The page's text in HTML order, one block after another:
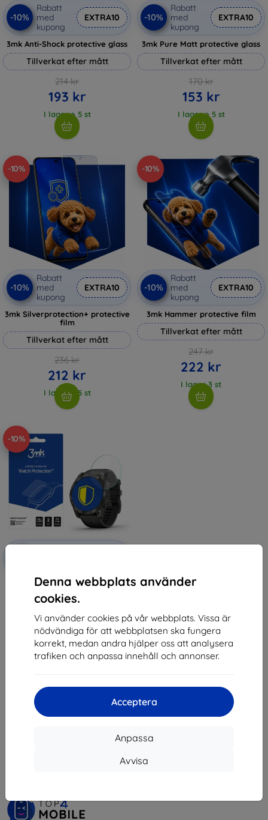
Denna webbplats använder
cookies.
Vi använder cookies på vår webbplats. Vissa är
nödvändiga för att webbplatsen ska fungera
korrekt, medan andra hjälper oss att analysera
trafiken och anpassa innehåll och annonser.
Acceptera
Anpassa
Avvisa
-10%
Rabatt
med
kupong
EXTRA10
3mk Anti-Shock protective glass
Tillverkat efter mått
214 kr
193 kr
I lager > 5 st
-10%
Rabatt
med
kupong
EXTRA10
3mk Pure Matt protective glass
Tillverkat efter mått
170 kr
153 kr
I lager > 5 st
-10%
-10%
Rabatt
med
kupong
EXTRA10
3mk Silverprotection+ protective
film
Tillverkat efter mått
236 kr
212 kr
I lager > 5 st
-10%
-10%
Rabatt
med
kupong
EXTRA10
3mk Hammer protective film
Tillverkat efter mått
247 kr
222 kr
I lager 3 st
-10%
Rabatt
3MK FlexibleGlass Watch Garmin
Epix Pro gen 2 42mm Hybridglas
147 kr
132 kr
I lager > 5 st